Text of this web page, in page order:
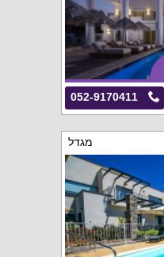
052-9170411
מגדל